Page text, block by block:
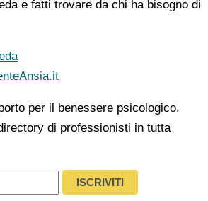
e fatti trovare da chi ha bisogno di
per il benessere psicologico.
di professionisti in tutta
ISCRIVITI